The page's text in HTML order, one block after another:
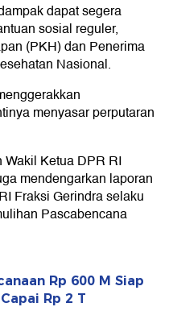
dapat segera
sosial reguler,
(PKH) dan Penerima
Nasional.
menyasar perputaran
Ketua DPR RI
mendengarkan laporan
Fraksi Gerindra selaku
Pascabencana
Rp 600 M Siap
Rp 2 T